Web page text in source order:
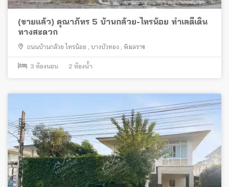
(ขายแล้ว) คุณาภัทร 5 บ้านกล้วย-ไทรน้อย ทำเลดีเดิน
ทางสะดวก
ถนนบ้านกล้วย ไทรน้อย , บางบัวทอง , พิมลราช
3 ห้องนอน 2 ห้องน้ำ